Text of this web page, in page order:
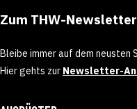
Zum THW-Newsletter
Bleibe immer auf dem neusten
Hier gehts zur Newsletter-